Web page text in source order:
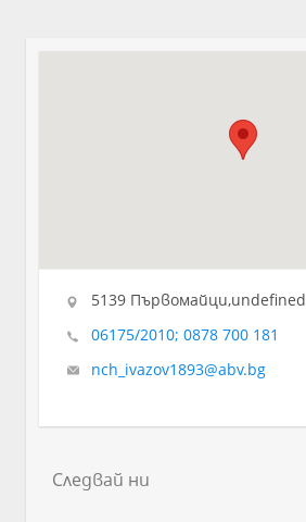
5139 Първомайци,undefined
06175/2010; 0878 700 181
nch_ivazov1893@abv.bg
Следвай ни